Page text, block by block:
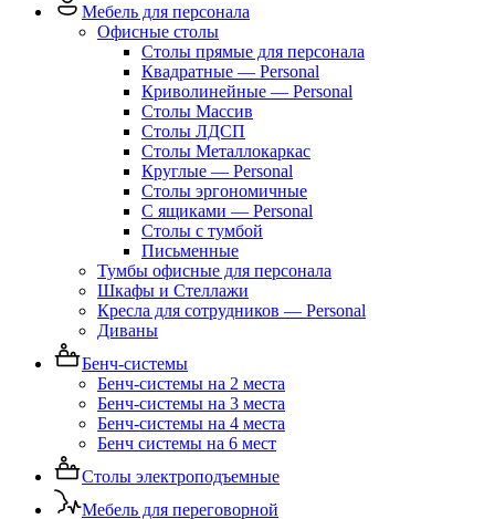
Мебель для персонала
Офисные столы
Столы прямые для персонала
Квадратные — Personal
Криволинейные — Personal
Столы Массив
Столы ЛДСП
Столы Металлокаркас
Круглые — Personal
Столы эргономичные
С ящиками — Personal
Столы с тумбой
Письменные
Тумбы офисные для персонала
Шкафы и Стеллажи
Кресла для сотрудников — Personal
Диваны
Бенч-системы
Бенч-системы на 2 места
Бенч-системы на 3 места
Бенч-системы на 4 места
Бенч системы на 6 мест
Столы электроподъемные
Мебель для переговорной